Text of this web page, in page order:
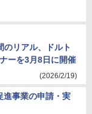
のリアル、ドルト
ーを3月8日に開催
(2026/2/19)
事業の申請・実